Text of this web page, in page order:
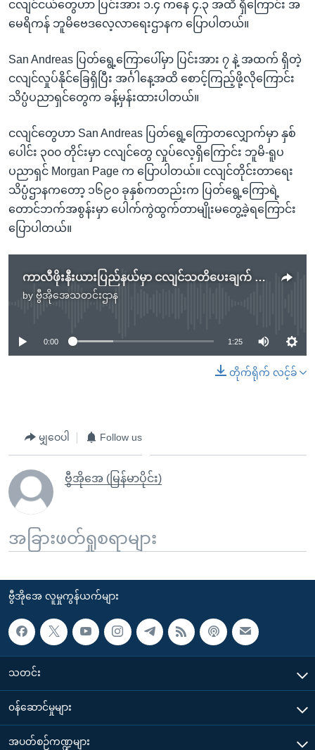
ငလျင်ငယ်တွေဟာ ပြင်းအား ၁.၄ ကနေ ၄.၃ အထိ ရှိကြောင်း အ
မေရိကန် ဘူမိဗေဒလေ့လာရေးဌာနက ပြောပါတယ်။
San Andreas ပြတ်ရွေ့ကြောပေါ်မှာ ပြင်းအား ၇ နဲ့ အထက် ရှိတဲ့
ငလျင်လှုပ်နိုင်ခြေရှိပြီး အင်္ဂါနေ့အထိ စောင့်ကြည့်ဖို့လိုကြောင်း
သိပ္ပံပညာရှင်တွေက ခန့်မှန်းထားပါတယ်။
ငလျင်တွေဟာ San Andreas ပြတ်ရွေ့ကြောတလျှောက်မှာ နှစ်
ပေါင်း ၃၀၀ တိုင်းမှာ ငလျင်တွေ လှုပ်လေ့ရှိကြောင်း ဘူမိ-ရူပ
ပညာရှင် Morgan Page က ပြောပါတယ်။ ငလျင်တိုင်းတာရေး
သိပ္ပံဌာနကတော့ ၁၆၉၀ ခုနှစ်ကတည်းက ပြတ်ရွေ့ကြောရဲ့
တောင်ဘက်အစွန်းမှာ ပေါက်ကွဲထွက်တာမျိုးမတွေ့ခဲ့ရကြောင်း
ပြောပါတယ်။
ကာလီဖိုးနီးယားပြည်နယ်မှာ ငလျင်သတိပေးချက် ထုတ်ပြန်
by ဗွီအိုအေသတင်းဌာန
No media source currently available
0:00 1:25
တိုက်ရိုက် လင့်ခ်
မျှဝေပါ Follow us
ဗွီအိုအေ (မြန်မာပိုင်း)
အခြားဖတ်ရှုစရာများ
ဗွီအိုအေ လူမှုကွန်ယက်များ
သတင်း
၀န်ဆောင်မှုများ
အပတ်စဉ်ကဏ္ဍများ